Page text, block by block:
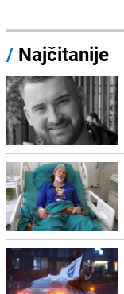
/ Najčitanije